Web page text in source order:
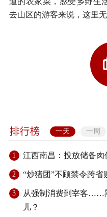
去山区的游客来说，这里
一天 一周
1 江西南昌：投放储备肉
2 “炒猪团”不顾禁令跨
3
从强制消费到宰客……
儿？